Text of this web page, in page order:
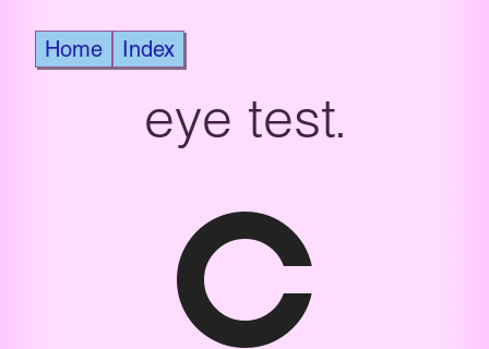
Home Index
eye test
C